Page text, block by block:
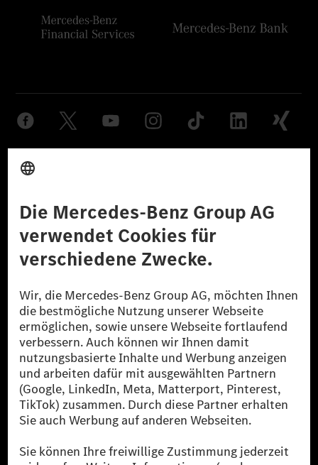
© 2026 Mercedes-Benz Group AG. Alle Rechte vorbehalten.
reduzierte CO₂-Emissionen bei der Mercedes-Benz Group durch
zertifizierte Ausgleichsprojekte kompensiert werden.
[2] Renewable Charging ist ein integraler Bestandteil von MB.CHARGE
Public in Europa, den USA, Kanada und China. Sofern an der jeweiligen
Ladestation noch kein Strom aus erneuerbaren Energien vorliegt,
verwendet Renewable Charging Grünstromzertifikate*. Diese stellen
sicher, dass für Ladevorgänge über MB.CHARGE Public eine äquivalente
Strommenge aus erneuerbaren Energien ins Stromnetz eingespeist wird.
Sie stammen ausschließlich aus Wind- und Solarkraftanlagen, die jünger
als sechs Jahre sind.
* Inkl. EKOenergy Ökolabel
* Die angegebenen Werte wurden nach dem vorgeschriebenen
Messverfahren WLTP (Worldwide harmonised Light vehicles Test